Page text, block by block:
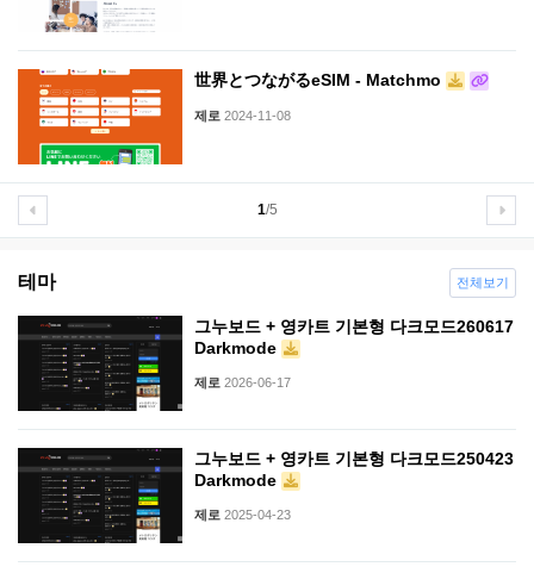
世界とつながるeSIM - Matchmo
제로 2024-11-08
1/5
테마
그누보드 + 영카트 기본형 다크모드260617
Darkmode
제로 2026-06-17
그누보드 + 영카트 기본형 다크모드250423
Darkmode
제로 2025-04-23
전체보기